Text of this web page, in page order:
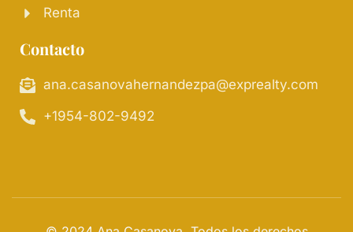
Renta
Contacto
ana.casanovahernandezpa@exprealty.com
+1954-802-9492